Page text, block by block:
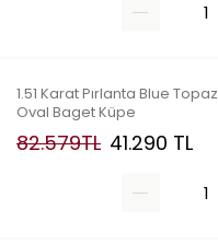
1.51 Karat Pırlanta Blue Topaz
Oval Baget Küpe
82.579TL 41.290 TL